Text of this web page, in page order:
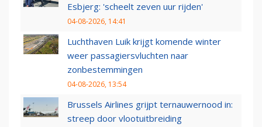
Esbjerg: 'scheelt zeven uur rijden'
04-08-2026, 14:41
Luchthaven Luik krijgt komende winter
weer passagiersvluchten naar
zonbestemmingen
04-08-2026, 13:54
Brussels Airlines grijpt ternauwernood in:
streep door vlootuitbreiding